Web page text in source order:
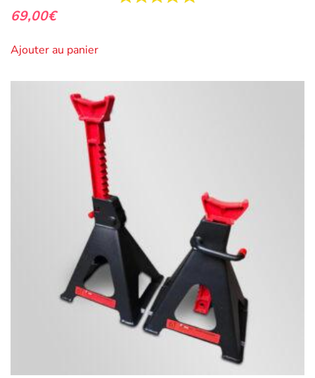
69,00€
Ajouter au panier